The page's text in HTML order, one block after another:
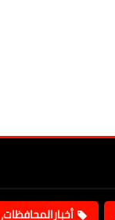
أخبارالمحافظات،